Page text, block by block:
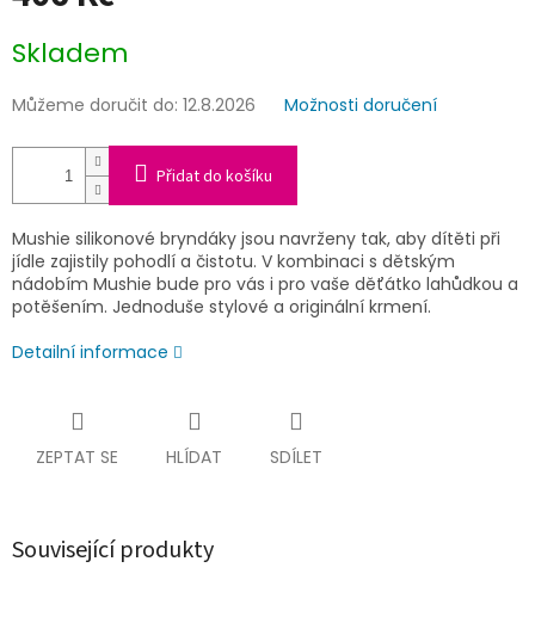
cena:
Skladem
Můžeme doručit do: 12.8.2026 Možnosti doručení
Přidat do košíku
Mushie silikonové bryndáky jsou navrženy tak, aby dítěti při
jídle zajistily pohodlí a čistotu. V kombinaci s dětským
nádobím Mushie bude pro vás i pro vaše děťátko lahůdkou a
potěšením. Jednoduše stylové a originální krmení.
Detailní informace
ZEPTAT SE HLÍDAT SDÍLET
Související produkty